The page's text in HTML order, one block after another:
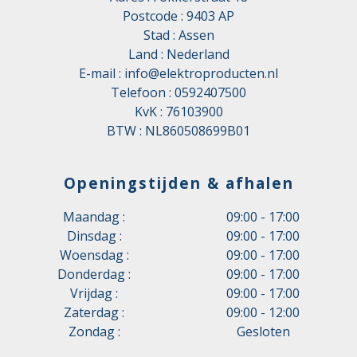
temperatuurregeling
Geschikt voor
veiligheidsfunctie
Nee
Geschikt voor vliegende
zaag
Nee
Hoogte 100 mm
functieblok
IO-Link Master
Met lasbesturing
Met optische interface
Ondersteunt protocol
Postcode : 9403 AP
Stad : Assen
Land : Nederland
E-mail : info@elektroproducten.nl
Telefoon : 0592407500
KvK : 76103900
BTW : NL860508699B01
Openingstijden & afhalen
Maandag :
09:00 - 17:00
Dinsdag :
09:00 - 17:00
Woensdag :
09:00 - 17:00
Donderdag :
09:00 - 17:00
Vrijdag :
09:00 - 17:00
Zaterdag :
09:00 - 12:00
Zondag :
Gesloten